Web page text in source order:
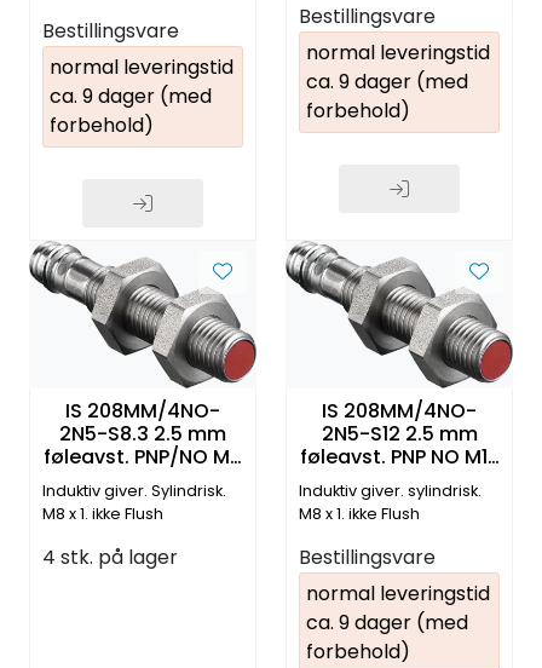
Bestillingsvare
normal leveringstid
ca. 9 dager (med
forbehold)
Bestillingsvare
normal leveringstid
ca. 9 dager (med
forbehold)
IS 208MM/4NO-
2N5-S8.3 2.5 mm
føleavst. PNP/NO M8
3-pin pluggtilk.
Induktiv giver. Sylindrisk.
M8 x 1. ikke Flush
4 stk. på lager
IS 208MM/4NO-
2N5-S12 2.5 mm
føleavst. PNP NO M12
3-pin pluggtilk.
Induktiv giver. sylindrisk.
M8 x 1. ikke Flush
Bestillingsvare
normal leveringstid
ca. 9 dager (med
forbehold)